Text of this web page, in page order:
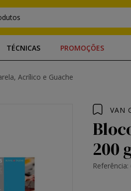
TÉCNICAS PROMOÇÕES
Acrílico e Guache
VAN
200